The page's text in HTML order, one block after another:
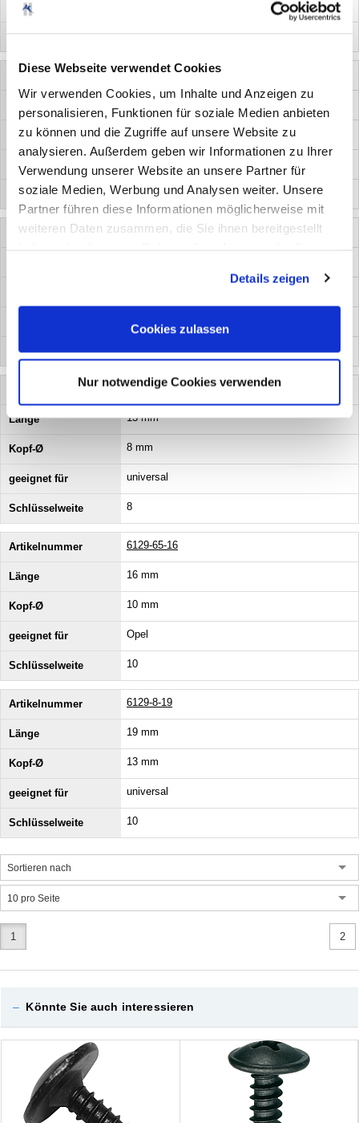
Diese Webseite verwendet Cookies
Wir verwenden Cookies, um Inhalte und Anzeigen zu
personalisieren, Funktionen für soziale Medien anbieten
zu können und die Zugriffe auf unsere Website zu
analysieren. Außerdem geben wir Informationen zu Ihrer
Verwendung unserer Website an unsere Partner für
soziale Medien, Werbung und Analysen weiter. Unsere
Partner führen diese Informationen möglicherweise mit
weiteren Daten zusammen, die Sie ihnen bereitgestellt
Cookies, wenn Sie unsere Webseite weiterhin nutzen.
Details zeigen
Cookies zulassen
Nur notwendige Cookies verwenden
6129-55-19
19 mm
8 mm
8
6129-48-13
8
6129-56-13
13 mm
8 mm
universal
8
6129-65-16
16 mm
10 mm
Opel
10
6129-8-19
19 mm
13 mm
universal
10
Sortieren nach
10 pro Seite
1 2
– Könnte Sie auch interessieren